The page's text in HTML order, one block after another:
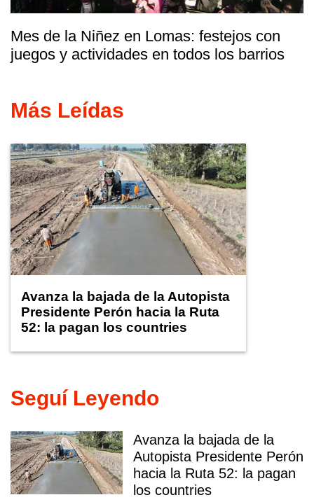
Mes de la Niñez en Lomas: festejos con
juegos y actividades en todos los barrios
Más Leídas
Avanza la bajada de la Autopista
Presidente Perón hacia la Ruta
52: la pagan los countries
Seguí Leyendo
Avanza la bajada de la
Autopista Presidente Perón
hacia la Ruta 52: la pagan
los countries